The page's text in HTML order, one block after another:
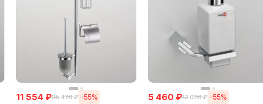
11 554 ₽25 420 ₽ -55%
5 460 ₽12 020 ₽ -55%